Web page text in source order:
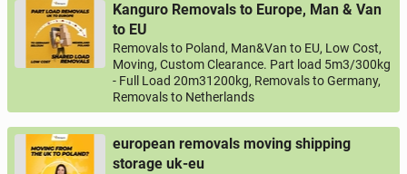
Kanguro Removals to Europe, Man & Van
to EU
Removals to Poland, Man&Van to EU, Low Cost,
Moving, Custom Clearance. Part load 5m3/300kg
- Full Load 20m31200kg, Removals to Germany,
Removals to Netherlands
european removals moving shipping
storage uk-eu